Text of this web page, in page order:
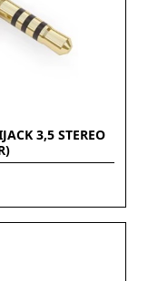
3,5 STEREO